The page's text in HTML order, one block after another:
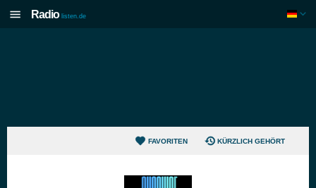
Radio listen.de
FAVORITEN KÜRZLICH GEHÖRT